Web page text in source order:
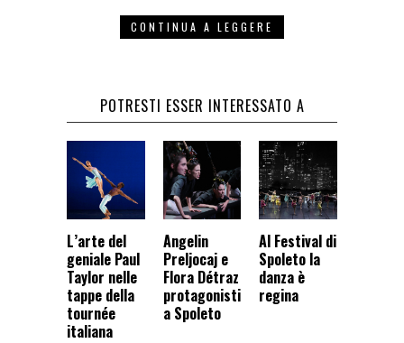
CONTINUA A LEGGERE
POTRESTI ESSER INTERESSATO A
L’arte del
geniale Paul
Taylor nelle
tappe della
tournée
italiana
Angelin
Preljocaj e
Flora Détraz
protagonisti
a Spoleto
Al Festival di
Spoleto la
danza è
regina